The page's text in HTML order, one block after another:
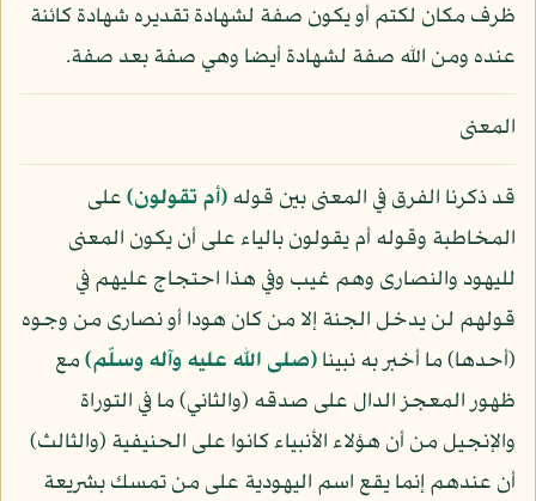
ظرف مكان لكتم أو يكون صفة لشهادة تقديره شهادة كائنة
عنده ومن الله صفة لشهادة أيضا وهي صفة بعد صفة.
المعنى
قد ذكرنا الفرق في المعنى بين قوله﴿أم تقولون﴾على
المخاطبة وقوله أم يقولون بالياء على أن يكون المعنى
لليهود والنصارى وهم غيب وفي هذا احتجاج عليهم في
قولهم لن يدخل الجنة إلا من كان هودا أو نصارى من وجوه
(أحدها) ما أخبر به نبينا(صلى الله عليه وآله وسلّم)مع
ظهور المعجز الدال على صدقه (والثاني) ما في التوراة
والإنجيل من أن هؤلاء الأنبياء كانوا على الحنيفية (والثالث)
أن عندهم إنما يقع اسم اليهودية على من تمسك بشريعة